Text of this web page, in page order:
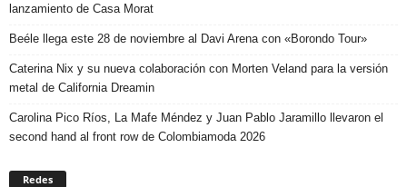
lanzamiento de Casa Morat
Beéle llega este 28 de noviembre al Davi Arena con «Borondo Tour»
Caterina Nix y su nueva colaboración con Morten Veland para la versión
metal de California Dreamin
Carolina Pico Ríos, La Mafe Méndez y Juan Pablo Jaramillo llevaron el
second hand al front row de Colombiamoda 2026
Redes